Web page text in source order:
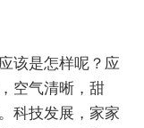
该是怎样呢？应
空气清晰，甜
科技发展，家家